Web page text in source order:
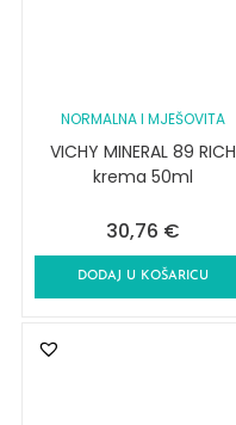
NORMALNA I MJEŠOVITA
VICHY MINERAL 89 RICH
krema 50ml
30,76 €
DODAJ U KOŠARICU